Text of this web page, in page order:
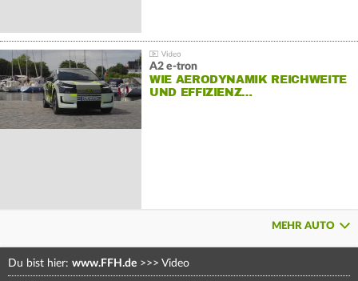
A2 e-tron
WIE AERODYNAMIK REICHWEITE
UND EFFIZIENZ…
MEHR AUTO
Du bist hier: www.FFH.de >>> Video